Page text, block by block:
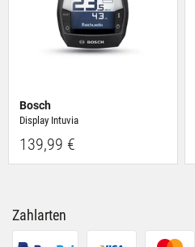
Bosch
Display Intuvia
139,99 €
Zahlarten